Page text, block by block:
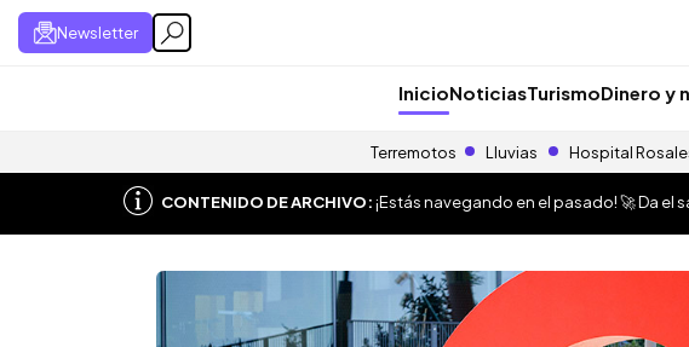
Newsletter
InicioNoticiasTurismoDinero y
Terremotos Lluvias Hospital
CONTENIDO DE ARCHIVO:¡Estás navegando en el pasado! 🚀 Da el